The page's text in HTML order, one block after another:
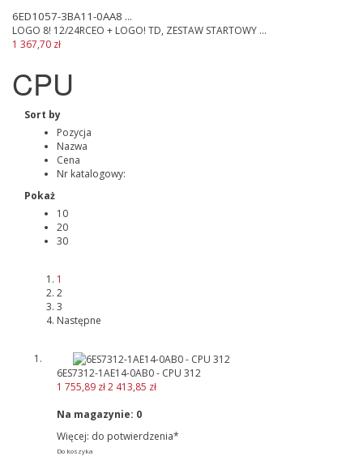
6ED1057-3BA11-0AA8 ...
LOGO 8! 12/24RCEO + LOGO! TD, ZESTAW STARTOWY ...
1 367,70 zł
CPU
Sort by
Pozycja
Nazwa
Cena
Nr katalogowy:
Pokaż
10
20
30
1
2
3
Następne
6ES7312-1AE14-0AB0 - CPU 312
1 755,89 zł2 413,85 zł
Na magazynie: 0
Więcej: do potwierdzenia*
Do koszyka